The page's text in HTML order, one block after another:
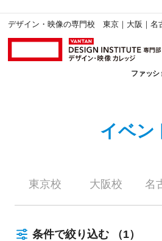
デザイン・映像の専門校 東京｜大阪｜名
ファッシ
イベン
東京校 大阪校 名
条件で絞り込む （1）